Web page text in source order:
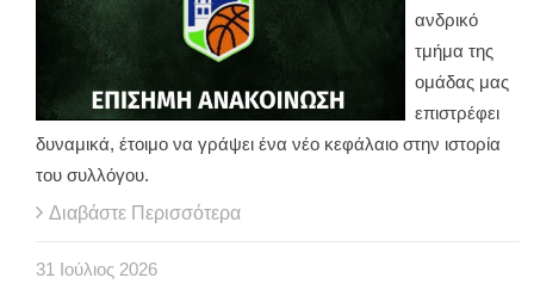
ανδρικό
τμήμα της
ομάδας μας
επιστρέφει
δυναμικά, έτοιμο να γράψει ένα νέο κεφάλαιο στην ιστορία
του συλλόγου.
Διαβάστε Περισσότερα
31 Ιούλιος 2026